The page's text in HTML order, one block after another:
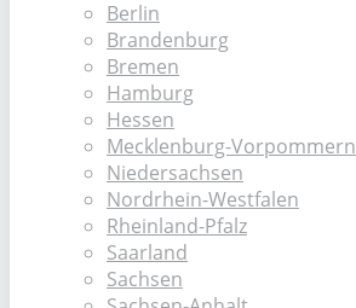
Berlin
Brandenburg
Bremen
Hamburg
Hessen
Mecklenburg-Vorpommern
Niedersachsen
Nordrhein-Westfalen
Rheinland-Pfalz
Saarland
Sachsen